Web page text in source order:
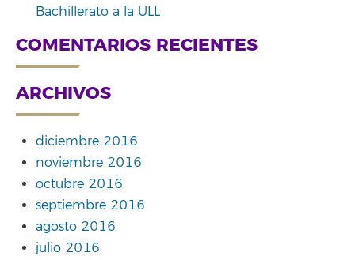
Bachillerato a la ULL
COMENTARIOS RECIENTES
ARCHIVOS
diciembre 2016
noviembre 2016
octubre 2016
septiembre 2016
agosto 2016
julio 2016